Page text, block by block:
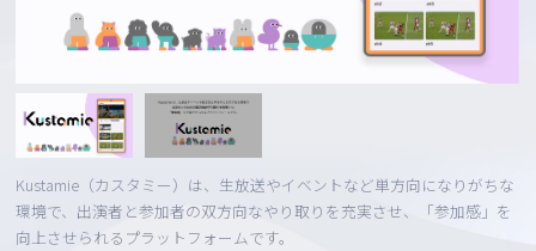
Kustamie（カスタミー）は、生放送やイベントなど単方向になりがちな
環境で、出演者と参加者の双方向なやり取りを充実させ、「参加感」を
向上させられるプラットフォームです。